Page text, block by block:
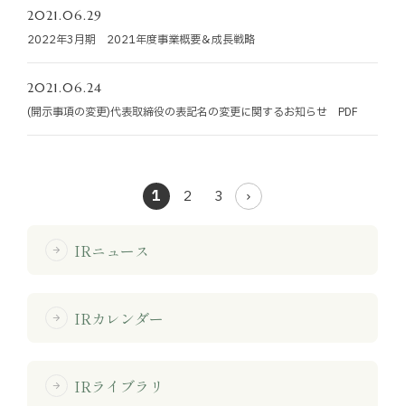
2021.06.29
2022年3月期 2021年度事業概要＆成長戦略
2021.06.24
(開示事項の変更)代表取締役の表記名の変更に関するお知らせ PDF
1 2 3
arrow_forward IRニュース
arrow_forward IRカレンダー
arrow_forward IRライブラリ